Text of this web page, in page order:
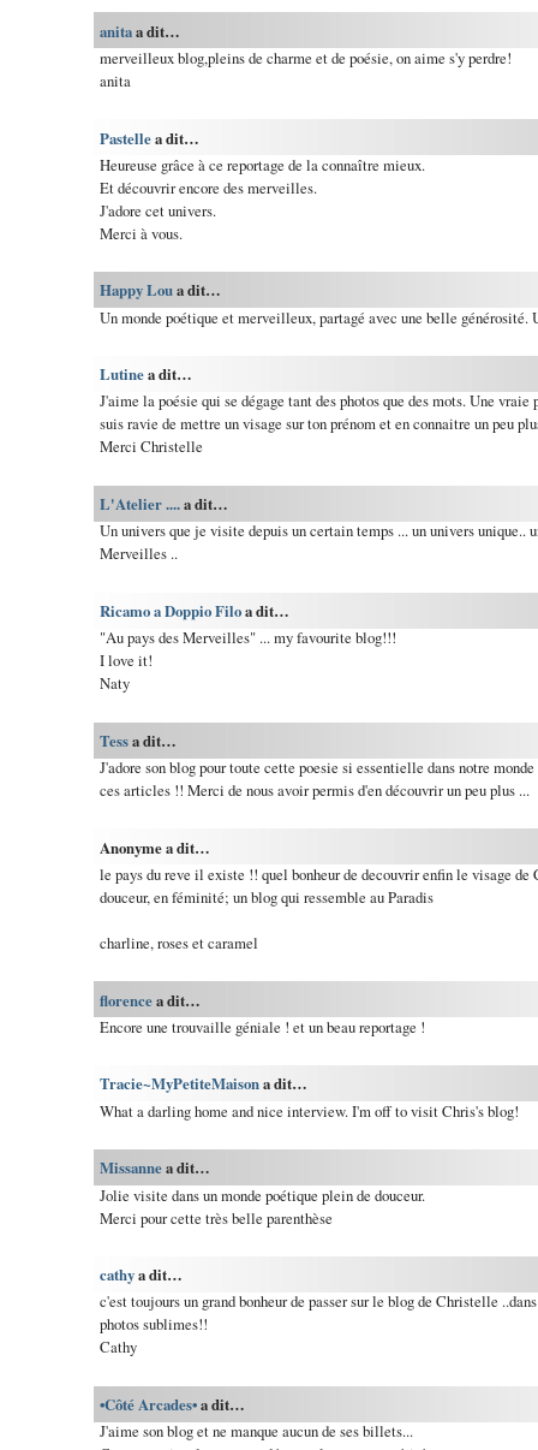
anitaa dit…
merveilleux blog,pleins de charme et de poésie, on aime s'y perdre!
anita
Pastellea dit…
Heureuse grâce à ce reportage de la connaître mieux.
Et découvrir encore des merveilles.
J'adore cet univers.
Merci à vous.
Happy Loua dit…
Un monde poétique et merveilleux, partagé avec une belle
Lutinea dit…
J'aime la poésie qui se dégage tant des photos que des mots. Une
suis ravie de mettre un visage sur ton prénom et en connaitre un peu
Merci Christelle
L'Atelier ....a dit…
Un univers que je visite depuis un certain temps ... un univers unique..
Merveilles ..
Ricamo a Doppio Filoa dit…
"Au pays des Merveilles" ... my favourite blog!!!
I love it!
Naty
Tessa dit…
J'adore son blog pour toute cette poesie si essentielle dans notre
ces articles !! Merci de nous avoir permis d'en découvrir un peu plus ...
Anonyme a dit…
le pays du reve il existe !! quel bonheur de decouvrir enfin le visage de
douceur, en féminité; un blog qui ressemble au Paradis
charline, roses et caramel
florencea dit…
Encore une trouvaille géniale ! et un beau reportage !
Tracie~MyPetiteMaisona dit…
What a darling home and nice interview. I'm off to visit Chris's blog!
Missannea dit…
Jolie visite dans un monde poétique plein de douceur.
Merci pour cette très belle parenthèse
cathya dit…
c'est toujours un grand bonheur de passer sur le blog de Christelle
photos sublimes!!
Cathy
•Côté Arcades•a dit…
J'aime son blog et ne manque aucun de ses billets...